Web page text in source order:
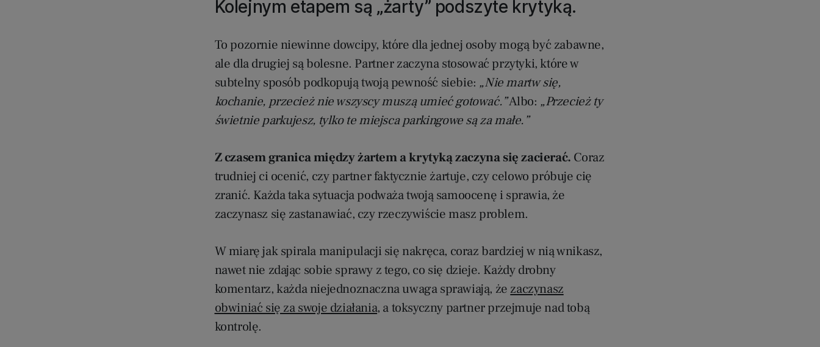
Kolejnym etapem są „żarty” podszyte krytyką.
To pozornie niewinne dowcipy, które dla jednej osoby mogą być zabawne,
ale dla drugiej są bolesne. Partner zaczyna stosować przytyki, które w
subtelny sposób podkopują twoją pewność siebie: „Nie martw się,
kochanie, przecież nie wszyscy muszą umieć gotować.”Albo: „Przecież ty
świetnie parkujesz, tylko te miejsca parkingowe są za małe.”
Z czasem granica między żartem a krytyką zaczyna się zacierać. Coraz
trudniej ci ocenić, czy partner faktycznie żartuje, czy celowo próbuje cię
zranić. Każda taka sytuacja podważa twoją samoocenę i sprawia, że
zaczynasz się zastanawiać, czy rzeczywiście masz problem.
W miarę jak spirala manipulacji się nakręca, coraz bardziej w nią wnikasz,
nawet nie zdając sobie sprawy z tego, co się dzieje. Każdy drobny
komentarz, każda niejednoznaczna uwaga sprawiają, że zaczynasz
obwiniać się za swoje działania, a toksyczny partner przejmuje nad tobą
kontrolę.